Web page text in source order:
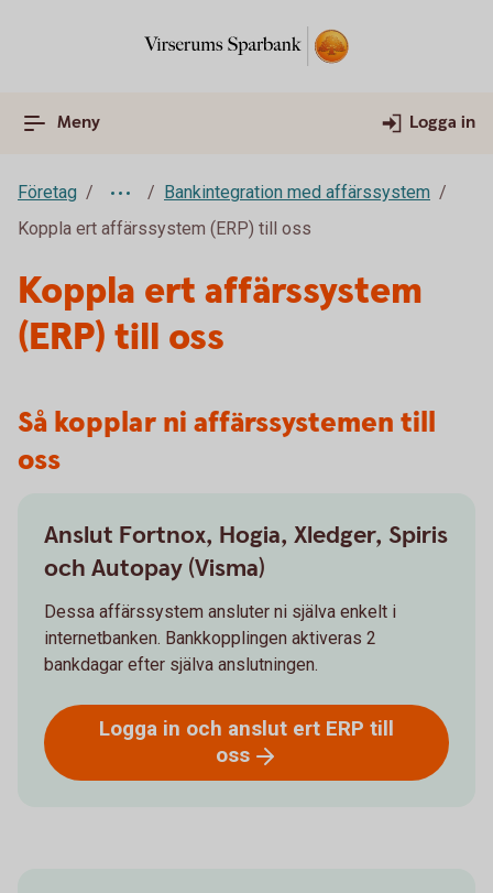
Meny Logga in
Företag
Bankintegration med affärssystem
Koppla ert affärssystem (ERP) till oss
Koppla ert affärssystem
(ERP) till oss
Så kopplar ni affärssystemen till
oss
Anslut Fortnox, Hogia, Xledger, Spiris
och Autopay (Visma)
Dessa affärssystem ansluter ni själva enkelt i
internetbanken. Bankkopplingen aktiveras 2
bankdagar efter själva anslutningen.
Logga in och anslut ert ERP till
oss